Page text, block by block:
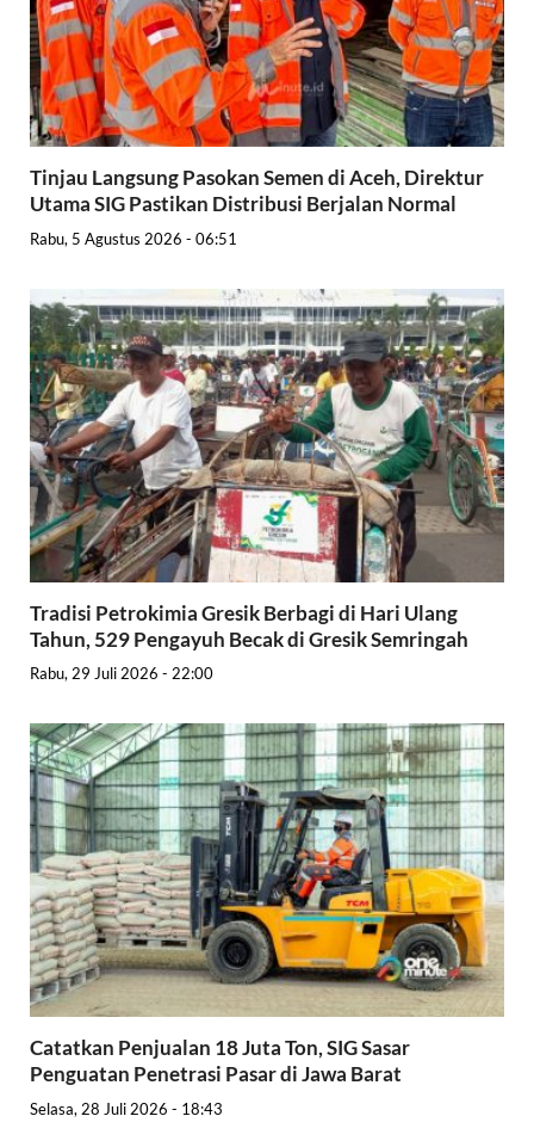
Tinjau Langsung Pasokan Semen di Aceh, Direktur
Utama SIG Pastikan Distribusi Berjalan Normal
Rabu, 5 Agustus 2026 - 06:51
Tradisi Petrokimia Gresik Berbagi di Hari Ulang
Tahun, 529 Pengayuh Becak di Gresik Semringah
Rabu, 29 Juli 2026 - 22:00
Catatkan Penjualan 18 Juta Ton, SIG Sasar
Penguatan Penetrasi Pasar di Jawa Barat
Selasa, 28 Juli 2026 - 18:43